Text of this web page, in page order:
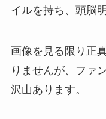
イルを持ち、頭脳
画像を見る限り正
りませんが、ファ
沢山あります。